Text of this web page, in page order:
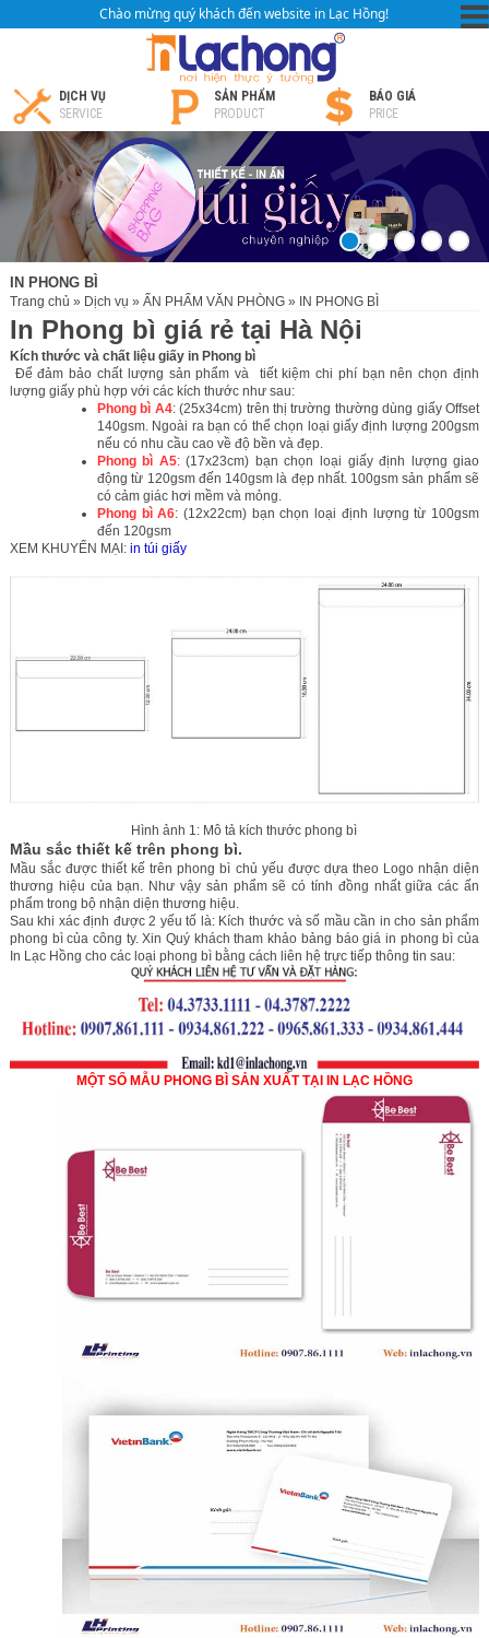
Chào mừng quý khách đến website in Lạc Hồng!
DỊCH VỤ
SERVICE
SẢN PHẨM
PRODUCT
BÁO GIÁ
PRICE
IN PHONG BÌ
Trang chủ » Dịch vụ » ẤN PHẨM VĂN PHÒNG » IN PHONG BÌ
In Phong bì giá rẻ tại Hà Nội
Kích thước và chất liệu giấy in Phong bì
Để đảm bảo chất lượng sản phẩm và tiết kiệm chi phí bạn nên chọn định
lượng giấy phù hợp với các kích thước như sau:
Phong bì A4: (25x34cm) trên thị trường thường dùng giấy Offset
140gsm. Ngoài ra bạn có thể chọn loại giấy định lượng 200gsm
nếu có nhu cầu cao về độ bền và đẹp.
Phong bì A5:(17x23cm) bạn chọn loại giấy định lượng giao
động từ 120gsm đến 140gsm là đẹp nhất. 100gsm sản phẩm sẽ
có cảm giác hơi mềm và mỏng.
Phong bì A6: (12x22cm) bạn chọn loại định lượng từ 100gsm
đến 120gsm
XEM KHUYẾN MẠI: in túi giấy
Hình ảnh 1: Mô tả kích thước phong bì
Mầu sắc thiết kế trên phong bì.
Mầu sắc được thiết kế trên phong bì chủ yếu được dựa theo Logo nhận diện
thương hiệu của bạn. Như vậy sản phẩm sẽ có tính đồng nhất giữa các ấn
phẩm trong bộ nhận diện thương hiệu.
Sau khi xác định được 2 yếu tố là: Kích thước và số mầu cần in cho sản phẩm
phong bì của công ty. Xin Quý khách tham khảo bảng báo giá in phong bì của
In Lạc Hồng cho các loại phong bì bằng cách liên hệ trực tiếp thông tin sau:
MỘT SỐ MẪU PHONG BÌ SẢN XUẤT TẠI IN LẠC HỒNG